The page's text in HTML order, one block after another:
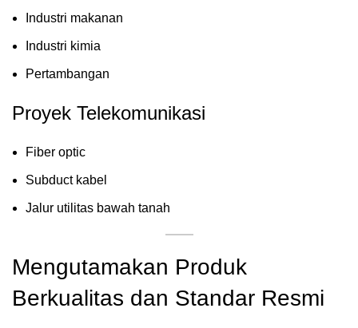
Industri makanan
Industri kimia
Pertambangan
Proyek Telekomunikasi
Fiber optic
Subduct kabel
Jalur utilitas bawah tanah
Mengutamakan Produk
Berkualitas dan Standar Resmi